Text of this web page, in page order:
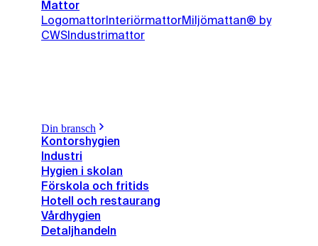
Mattor
Logomattor InteriörmattorMiljömattan® by
CWS Industrimattor
Din bransch
Kontorshygien
Industri
Hygien i skolan
Förskola och fritids
Hotell och restaurang
Vårdhygien
Detaljhandeln